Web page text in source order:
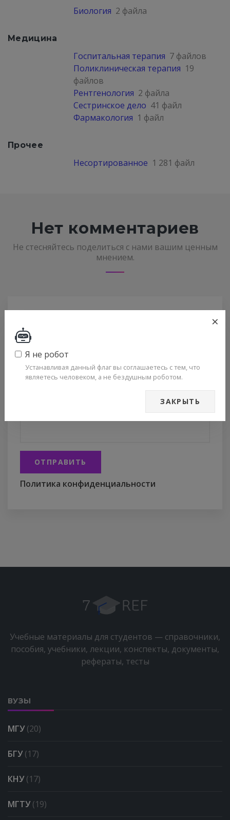
Биология 2 файла
Медицина
Госпитальная терапия 7 файлов
Поликлиническая терапия 19
файлов
Рентгенология 2 файла
Сестринское дело 41 файл
Фармакология 1 файл
Прочее
Несортированное 1 281 файл
Нет комментариев
Не стесняйтесь поделиться с нами вашим ценным
мнением.
ОТПРАВИТЬ
Политика конфиденциальности
Учебные материалы для студентов — справочники,
пособия, учебники, лекции, конспекты, документы,
рефераты, тесты
ВУЗЫ
МГУ(20)
БГУ(17)
КНУ(17)
МГТУ(19)
×
Я не робот
Устанавливая данный флаг вы соглашаетесь с тем, что
являетесь человеком, а не бездушным роботом.
ЗАКРЫТЬ